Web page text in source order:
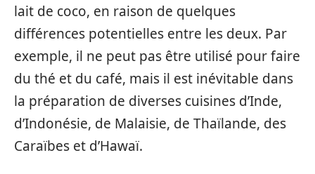
lait de coco, en raison de quelques
différences potentielles entre les deux. Par
exemple, il ne peut pas être utilisé pour faire
du thé et du café, mais il est inévitable dans
la préparation de diverses cuisines d’Inde,
d’Indonésie, de Malaisie, de Thaïlande, des
Caraïbes et d’Hawaï.